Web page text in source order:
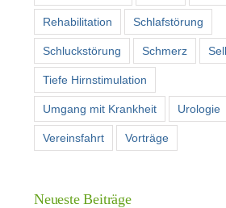
Rehabilitation Schlafstörung
Schluckstörung Schmerz
Tiefe Hirnstimulation
Umgang mit Krankheit Urologie
Vereinsfahrt Vorträge
Neueste Beiträge